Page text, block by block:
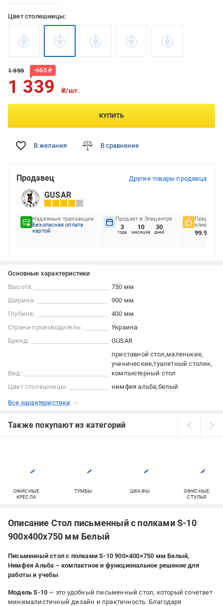
Цвет столешницы:
1 999 -660₴
1 339 ₴/шт.
КУПИТЬ
В желания В сравнение
Продавец Другие товары продавца
GUSAR
Надежные транзакции
Безопасная оплата
картой
Продает в Эпицентре
3
года
10
месяцев
30
дней
клиентов
99.98%
Основные характеристики
Высота:
750 мм
Ширина:
900 мм
Глубина:
400 мм
Страна-производитель:
Украина
Бренд:
GUSAR
Вид:
приставной стол маленькие
ученические туалетный столик
компьютерный стол
Цвет столешницы:
нимфея альба белый
Все характеристики
Также покупают из категорий
ОФИСНЫЕ
КРЕСЛА
ТУМБЫ ШКАФЫ
ОФИСНЫЕ
СТУЛЬЯ
Описание Стол письменный с полками S-10
900х400х750 мм Белый
Письменный стол с полками S-10 900×400×750 мм Белый,
Нимфея Альба – компактное и функциональное решение для
работы и учебы
Модель S-10 — это удобный письменный стол, который сочетает
минималистичный дизайн и практичность. Благодаря